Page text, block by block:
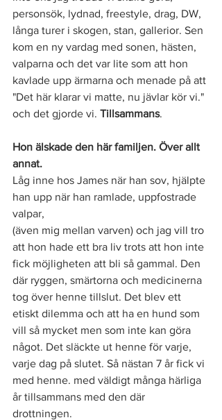
personsök, lydnad, freestyle, drag, DW,
långa turer i skogen, stan, gallerior. Sen
kom en ny vardag med sonen, hästen,
valparna och det var lite som att hon
kavlade upp ärmarna och menade på att
"Det här klarar vi matte, nu jävlar kör vi."
och det gjorde vi. Tillsammans.
Hon älskade den här familjen. Över allt
annat.
Låg inne hos James när han sov, hjälpte
han upp när han ramlade, uppfostrade
valpar,
(även mig mellan varven) och jag vill tro
att hon hade ett bra liv trots att hon inte
fick möjligheten att bli så gammal. Den
där ryggen, smärtorna och medicinerna
tog över henne tillslut. Det blev ett
etiskt dilemma och att ha en hund som
vill så mycket men som inte kan göra
något. Det släckte ut henne för varje,
varje dag på slutet. Så nästan 7 år fick vi
med henne. med väldigt många härliga
år tillsammans med den där
drottningen.